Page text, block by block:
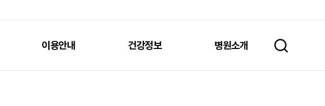
이용안내 건강정보 병원소개